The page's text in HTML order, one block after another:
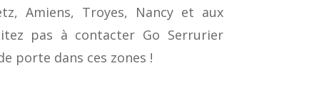
Amiens, Troyes, Nancy et aux
pas à contacter Go Serrurier
porte dans ces zones !